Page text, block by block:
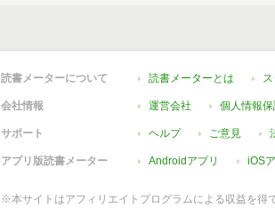
読書メーターについて 読書メーターとは
会社情報 運営会社 個人情報
サポート ヘルプ ご意見
アプリ版読書メーター Androidアプリ iOS
※本サイトはアフィリエイトプログラムによる収益を得